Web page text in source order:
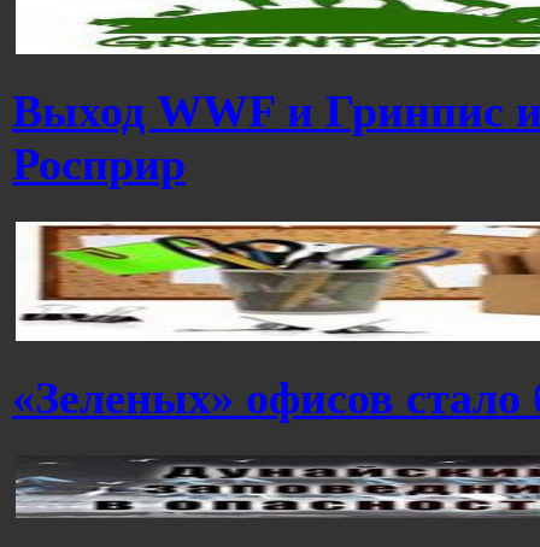
Выход WWF и Гринпис
Росприр
«Зеленых» офисов стало